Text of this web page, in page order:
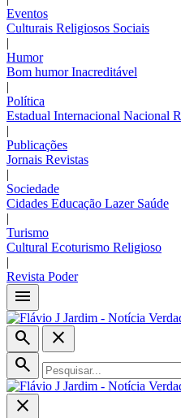
Eventos
Culturais Religiosos Sociais
|
Humor
Bom humorInacreditável
|
Política
Estadual Internacional Nacional
|
Publicações
Jornais Revistas
|
Sociedade
Cidades Educação Lazer Saúde
|
Turismo
Cultural Ecoturismo Religioso
|
Revista Poder
menu
search
close
search
close